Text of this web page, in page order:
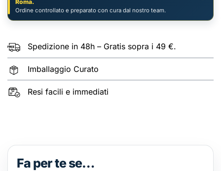
(Espansione)
quantità
Roma.
Ordine controllato e preparato con cura dal nostro team.
Spedizione in 48h – Gratis sopra i 49 €.
Imballaggio Curato
Resi facili e immediati
Fa per te se…